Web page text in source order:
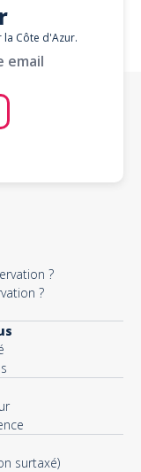
Côte d'Azur.
email
?
?
surtaxé)